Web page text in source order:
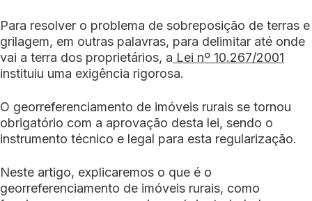
Para resolver o problema de sobreposição de terras e
grilagem, em outras palavras, para delimitar até onde
vai a terra dos proprietários, a Lei nº 10.267/2001
instituiu uma exigência rigorosa.
O georreferenciamento de imóveis rurais se tornou
obrigatório com a aprovação desta lei, sendo o
instrumento técnico e legal para esta regularização.
Neste artigo, explicaremos o que é o
georreferenciamento de imóveis rurais, como